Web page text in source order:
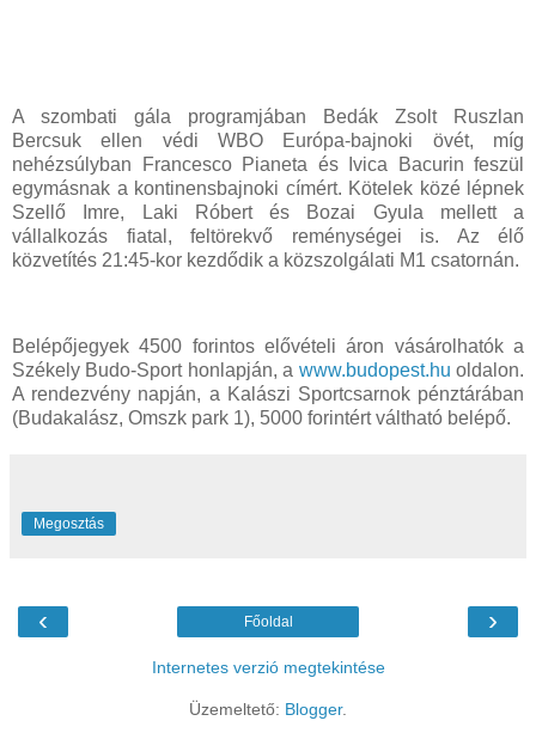
A szombati gála programjában Bedák Zsolt Ruszlan
Bercsuk ellen védi WBO Európa-bajnoki övét, míg
nehézsúlyban Francesco Pianeta és Ivica Bacurin feszül
egymásnak a kontinensbajnoki címért. Kötelek közé lépnek
Szellő Imre, Laki Róbert és Bozai Gyula mellett a
vállalkozás fiatal, feltörekvő reménységei is. Az élő
közvetítés 21:45-kor kezdődik a közszolgálati M1 csatornán.
Belépőjegyek 4500 forintos elővételi áron vásárolhatók a
Székely Budo-Sport honlapján, a www.budopest.hu oldalon.
A rendezvény napján, a Kalászi Sportcsarnok pénztárában
(Budakalász, Omszk park 1), 5000 forintért váltható belépő.
Megosztás
‹ ›
Főoldal
Internetes verzió megtekintése
Üzemeltető: Blogger.